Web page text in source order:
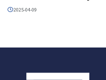
2025-04-09